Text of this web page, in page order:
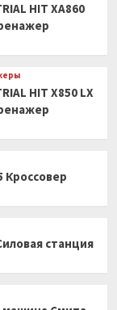
HIT XA860
HIT X850 LX
Кроссовер
станция